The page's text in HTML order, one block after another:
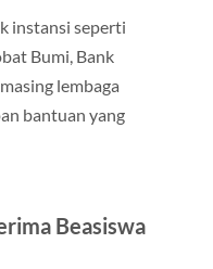
instansi seperti
Bumi, Bank
lembaga
bantuan yang
Beasiswa